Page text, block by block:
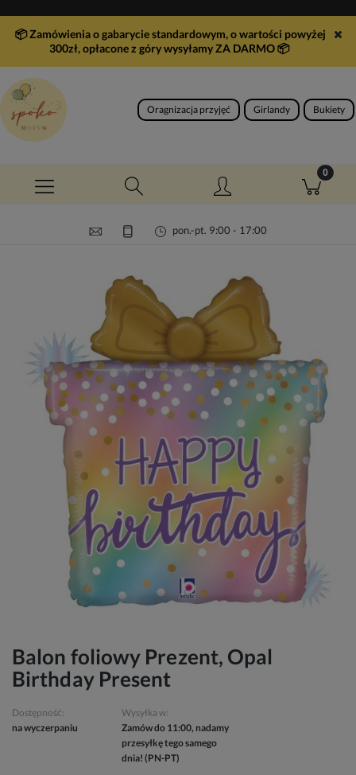
📦 Zamówienia o gabarycie standardowym, o wartości powyżej
300zł, opłacone z góry wysyłamy ZA DARMO📦
Oragnizacja przyjęć Girlandy Bukiety
pon.-pt. 9:00 - 17:00
Balon foliowy Prezent, Opal
Birthday Present
Dostępność:
na wyczerpaniu
Wysyłka w:
Zamów do 11:00, nadamy
przesyłkę tego samego
dnia! (PN-PT)